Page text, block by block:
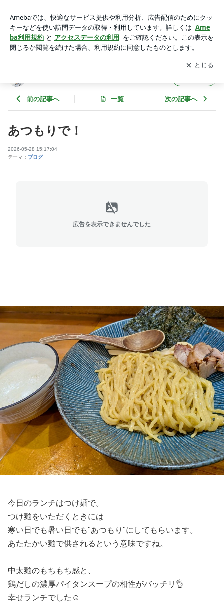
アプリをダウンロードして ブログの更新通知
を受け取りまし
ょう。
開く
前の記事へ 一覧 次の記事へ
あつもりで！
2026-05-28 15:17:04
テーマ： ブログ
広告を表示できませんでした
今日のランチはつけ麺で。
つけ麺をいただくときには
寒い日でも暑い日でも"あつもり"にしてもらいます。
あたたかい麺で供されるという意味ですね。
中太麺のもちもち感と、
鶏だしの濃厚パイタンスープの相性がバッチリ👌
幸せランチでした☺️